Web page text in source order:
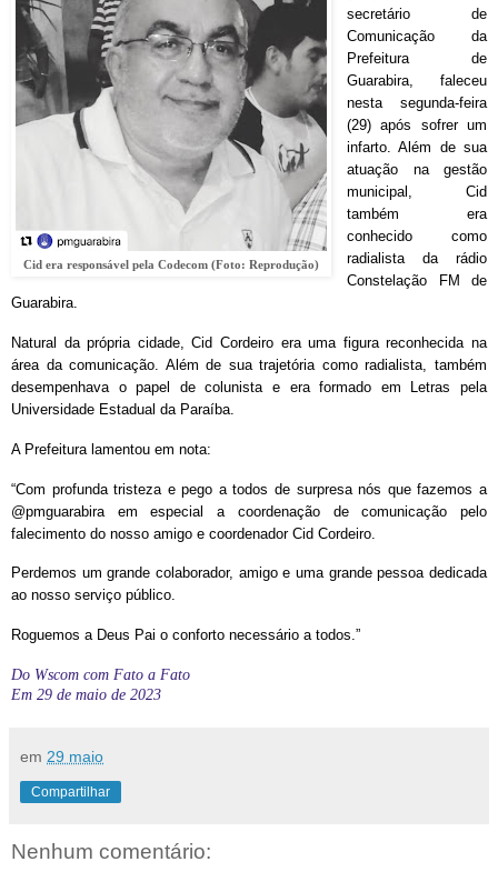
Cid era responsável pela Codecom (Foto: Reprodução)
secretário de
Comunicação da
Prefeitura de
Guarabira, faleceu
nesta segunda-feira
(29) após sofrer um
infarto. Além de sua
atuação na gestão
municipal, Cid
também era
conhecido como
radialista da rádio
Constelação FM de
Guarabira.
Natural da própria cidade, Cid Cordeiro era uma figura reconhecida na
área da comunicação. Além de sua trajetória como radialista, também
desempenhava o papel de colunista e era formado em Letras pela
Universidade Estadual da Paraíba.
A Prefeitura lamentou em nota:
“Com profunda tristeza e pego a todos de surpresa nós que fazemos a
@pmguarabira em especial a coordenação de comunicação pelo
falecimento do nosso amigo e coordenador Cid Cordeiro.
Perdemos um grande colaborador, amigo e uma grande pessoa dedicada
ao nosso serviço público.
Roguemos a Deus Pai o conforto necessário a todos.”
Do Wscom com Fato a Fato
Em 29 de maio de 2023
em 29 maio
Compartilhar
Nenhum comentário: